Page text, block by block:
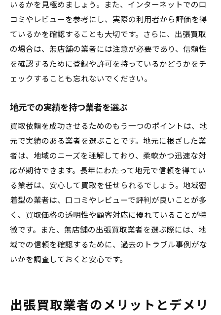
いるかを見極めましょう。また、インターネットでの口
コミやレビューを参考にし、実際の利用者から評価を得
ているかを確認することも大切です。さらに、出張買取
の場合は、無店舗の業者には注意が必要であり、信頼性
を確認するために登録や許可を持っているかどうかをチ
ェックすることも忘れないでください。
地元での実績を持つ業者を選ぶ
買取依頼を成功させるためのもう一つのポイントは、地
元で実績のある業者を選ぶことです。地元に根ざした業
者は、地域のニーズを理解しており、柔軟かつ迅速な対
応が期待できます。長年にわたって地元で信頼を得てい
る業者は、安心して買取を任せられるでしょう。地域密
着型の業者は、口コミやレビューで評判が良いことが多
く、買取価格の透明性や顧客対応に優れていることが特
徴です。また、無店舗の出張買取業者を選ぶ際には、地
域での信頼を確認するために、過去のトラブル事例がな
いかを調査しておくと安心です。
出張買取業者のメリットとデメリ